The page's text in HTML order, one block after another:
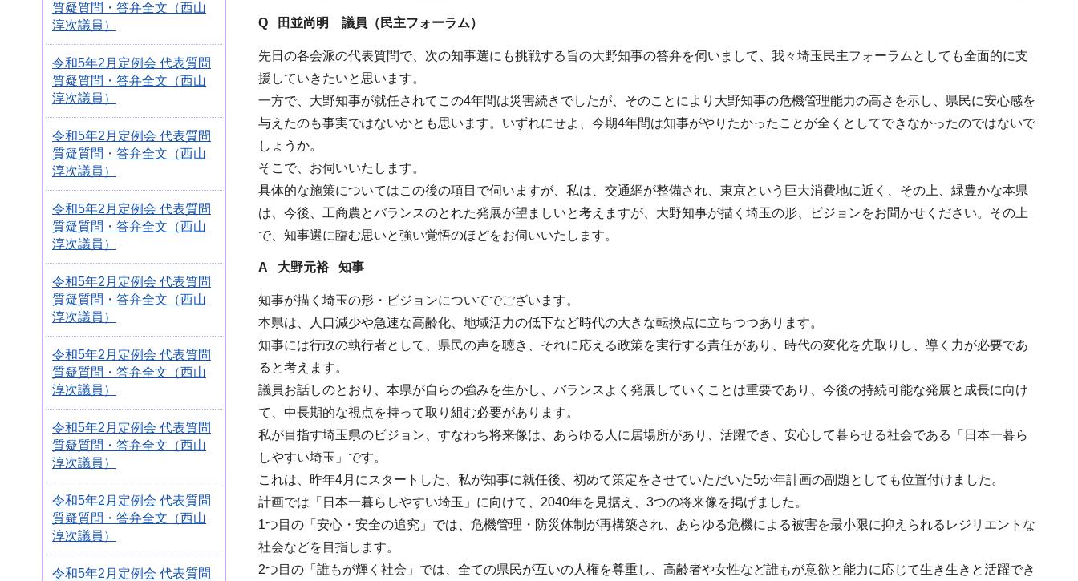
質疑質問・答弁全文（西山
淳次議員）
令和5年2月定例会 代表質問
質疑質問・答弁全文（西山
淳次議員）
令和5年2月定例会 代表質問
質疑質問・答弁全文（西山
淳次議員）
令和5年2月定例会 代表質問
質疑質問・答弁全文（西山
淳次議員）
令和5年2月定例会 代表質問
質疑質問・答弁全文（西山
淳次議員）
令和5年2月定例会 代表質問
質疑質問・答弁全文（西山
淳次議員）
令和5年2月定例会 代表質問
質疑質問・答弁全文（西山
淳次議員）
令和5年2月定例会 代表質問
質疑質問・答弁全文（西山
淳次議員）
令和5年2月定例会 代表質問
Q 田並尚明 議員（民主フォーラム）
先日の各会派の代表質問で、次の知事選にも挑戦する旨の大野知事の答弁を伺いまして、我々埼玉民主フォーラムとしても全面的に支
援していきたいと思います。
一方で、大野知事が就任されてこの4年間は災害続きでしたが、そのことにより大野知事の危機管理能力の高さを示し、県民に安心感を
与えたのも事実ではないかとも思います。いずれにせよ、今期4年間は知事がやりたかったことが全くとしてできなかったのではないで
しょうか。
そこで、お伺いいたします。
具体的な施策についてはこの後の項目で伺いますが、私は、交通網が整備され、東京という巨大消費地に近く、その上、緑豊かな本県
は、今後、工商農とバランスのとれた発展が望ましいと考えますが、大野知事が描く埼玉の形、ビジョンをお聞かせください。その上
で、知事選に臨む思いと強い覚悟のほどをお伺いいたします。
A 大野元裕 知事
知事が描く埼玉の形・ビジョンについてでございます。
本県は、人口減少や急速な高齢化、地域活力の低下など時代の大きな転換点に立ちつつあります。
知事には行政の執行者として、県民の声を聴き、それに応える政策を実行する責任があり、時代の変化を先取りし、導く力が必要であ
ると考えます。
議員お話しのとおり、本県が自らの強みを生かし、バランスよく発展していくことは重要であり、今後の持続可能な発展と成長に向け
て、中長期的な視点を持って取り組む必要があります。
私が目指す埼玉県のビジョン、すなわち将来像は、あらゆる人に居場所があり、活躍でき、安心して暮らせる社会である「日本一暮ら
しやすい埼玉」です。
これは、昨年4月にスタートした、私が知事に就任後、初めて策定をさせていただいた5か年計画の副題としても位置付けました。
計画では「日本一暮らしやすい埼玉」に向けて、2040年を見据え、3つの将来像を掲げました。
1つ目の「安心・安全の追究」では、危機管理・防災体制が再構築され、あらゆる危機による被害を最小限に抑えられるレジリエントな
社会などを目指します。
2つ目の「誰もが輝く社会」では、全ての県民が互いの人権を尊重し、高齢者や女性など誰もが意欲と能力に応じて生き生きと活躍でき